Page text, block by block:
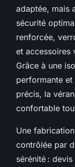
adaptée, mais
sécurité
renforcée,
et accessoires
Grâce à une
performante
précis, la
confortable
Une
contrôlée par
sérénité :